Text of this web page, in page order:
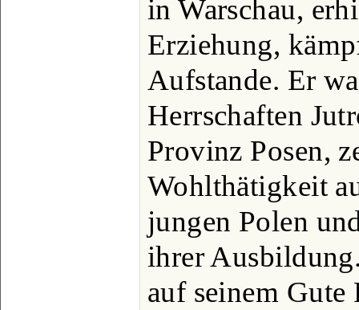
in Warschau,
Erziehung,
Aufstande. Er
Herrschaften
Provinz Posen,
Wohlthätigkeit
jungen Polen
ihrer
auf seinem